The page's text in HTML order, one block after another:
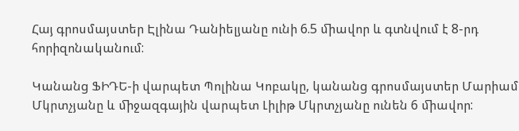
Հայ գրոսմայստեր Էլինա Դանիելյանը ունի 6.5 միավոր և գտնվում է 8-րդ
հորիզոնականում:
Կանանց ՖԻԴԵ-ի վարպետ Պոլինա Կոբակը, կանանց գրոսմայստեր Մարիամ
Մկրտչյանը և միջազգային վարպետ Լիլիթ Մկրտչյանը ունեն 6 միավոր: